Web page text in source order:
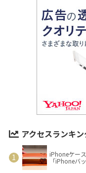
アクセスランキ
iPhoneケー
「iPhoneバ